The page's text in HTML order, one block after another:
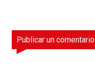
Publicar un comentario